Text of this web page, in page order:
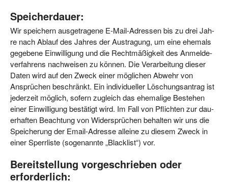
Speicherdauer:
Wir spei­chern aus­ge­tra­ge­ne E‑Mail-Adres­sen bis zu drei Jah­
re nach Ablauf des Jah­res der Aus­tra­gung, um eine ehe­mals
gege­be­ne Ein­wil­li­gung und die Recht­mä­ßig­keit des Anmel­de­
ver­fah­rens nach­wei­sen zu kön­nen. Die Ver­ar­bei­tung die­ser
Daten wird auf den Zweck einer mög­li­chen Abwehr von
Ansprü­chen beschränkt. Ein indi­vi­du­el­ler Löschungs­an­trag ist
jeder­zeit mög­lich, sofern zugleich das ehe­ma­li­ge Bestehen
einer Ein­wil­li­gung bestä­tigt wird. Im Fall von Pflich­ten zur dau­
er­haf­ten Beach­tung von Wider­sprü­chen behal­ten wir uns die
Spei­che­rung der Email-Adres­se allei­ne zu die­sem Zweck in
einer Sperr­lis­te (soge­nann­te „Black­list“) vor.
Bereitstellung vorgeschrieben oder
erforderlich: